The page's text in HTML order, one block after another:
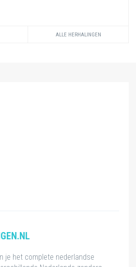
ALLE HERHALINGEN
je het complete nederlandse